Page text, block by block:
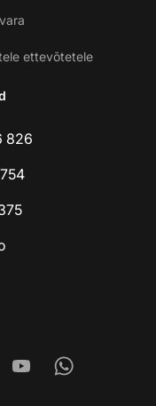
ettevõtetele
826
YoutubeWhatsapp